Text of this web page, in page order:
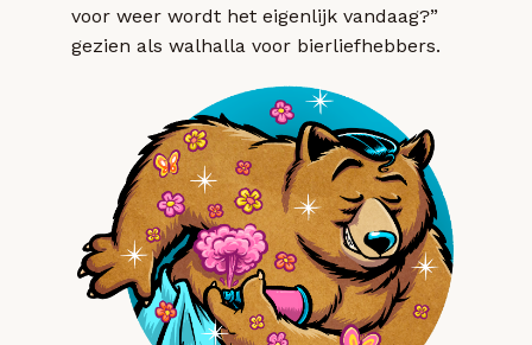
voor weer wordt het eigenlijk vandaag?”
gezien als walhalla voor bierliefhebbers.